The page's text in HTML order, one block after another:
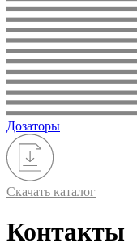
Дозаторы
Скачать каталог
Контакты